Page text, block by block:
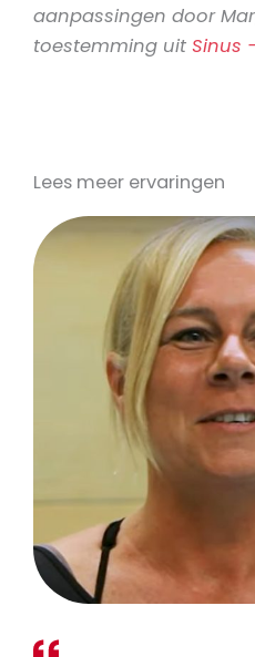
aanpassingen door
toestemming uit Sinus
Lees meer ervaringen